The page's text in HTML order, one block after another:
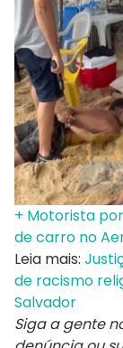
+ Motorista
de carro no
Leia mais: J
de racismo
Salvador
Siga a gente